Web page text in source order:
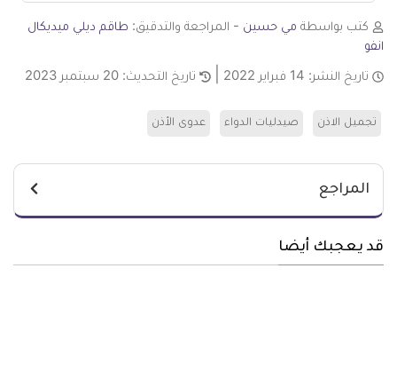
كتب بواسطة مي حسين - المراجعة والتدقيق: طاقم ديلي ميديكال
انفو
تاريخ النشر: 14 فبراير 2022 تاريخ التحديث: 20 سبتمبر 2023
تجميل الاذن صيدليات الدواء عدوى الأذن
المراجع
قد يعجبك أيضا